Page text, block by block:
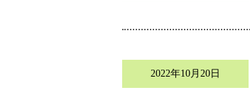
2022年10月20日